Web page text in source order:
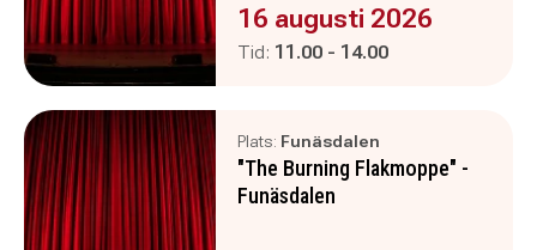
Evenemanget är :
16 augusti 2026
Tid: Pågår mellan
11.00 - och
14.00
Plats: Funäsdalen
"The Burning Flakmoppe" -
Funäsdalen